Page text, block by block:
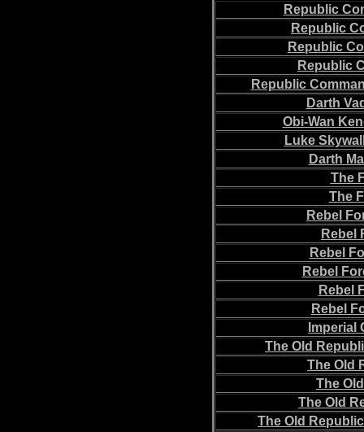
Republic
Republic
Republic
Republic
Republic
Darth
Obi-Wan
Luke
Darth
The
The
Rebel
Rebel
Rebel
Rebel
Rebel
Rebel
Imperial
The Old
The Old
The
The Old
The Old